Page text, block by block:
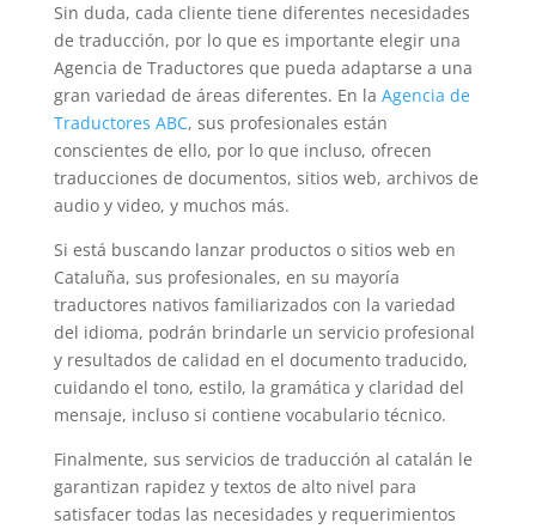
Sin duda, cada cliente tiene diferentes necesidades
de traducción, por lo que es importante elegir una
Agencia de Traductores que pueda adaptarse a una
gran variedad de áreas diferentes. En la Agencia de
Traductores ABC, sus profesionales están
conscientes de ello, por lo que incluso, ofrecen
traducciones de documentos, sitios web, archivos de
audio y video, y muchos más.
Si está buscando lanzar productos o sitios web en
Cataluña, sus profesionales, en su mayoría
traductores nativos familiarizados con la variedad
del idioma, podrán brindarle un servicio profesional
y resultados de calidad en el documento traducido,
cuidando el tono, estilo, la gramática y claridad del
mensaje, incluso si contiene vocabulario técnico.
Finalmente, sus servicios de traducción al catalán le
garantizan rapidez y textos de alto nivel para
satisfacer todas las necesidades y requerimientos